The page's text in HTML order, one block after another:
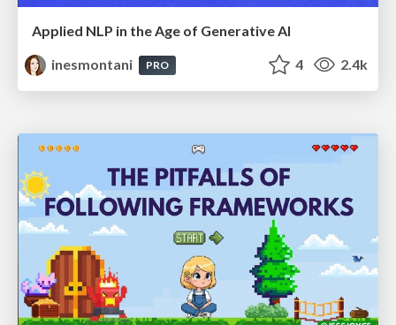
Applied NLP in the Age of Generative AI
inesmontani
PRO 4 2.4k